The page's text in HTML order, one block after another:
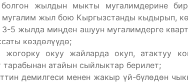
жылдын мыкты мугалимдерине
мугалим жыл бою Кыргызстанды кыдырып,
5 жылда миңден ашуун мугалимдерге
көздөлүүдө;
жогорку окуу жайларда окуп, атактуу
тарабынан атайын сыйлыктар берилет;
демилгеси менен жакыр үй-бүлөдөн